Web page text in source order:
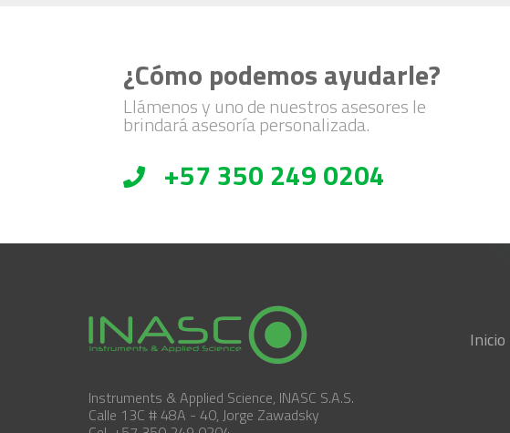
¿Cómo podemos ayudarle?
Llámenos y uno de nuestros asesores le
brindará asesoría personalizada.
+57 350 249 0204
Instruments & Applied Science, INASC S.A.S.
Calle 13C # 48A - 40, Jorge Zawadsky
Inicio